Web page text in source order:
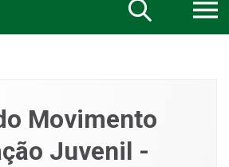
Movimento
Juvenil -